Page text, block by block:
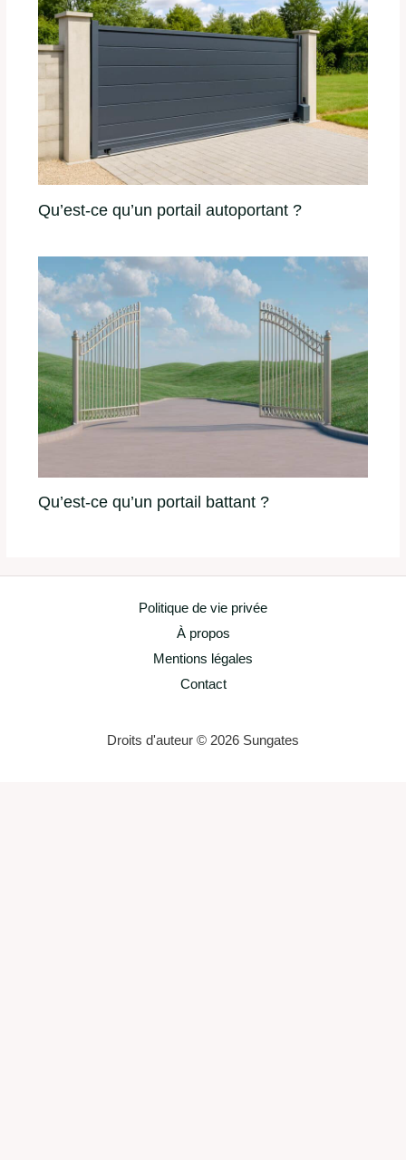
Qu’est-ce qu’un portail autoportant ?
Qu’est-ce qu’un portail battant ?
Politique de vie privée
À propos
Mentions légales
Contact
Droits d'auteur © 2026 Sungates